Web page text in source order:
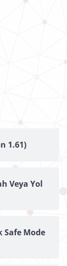
1.61)
Veya Yol
Safe Mode